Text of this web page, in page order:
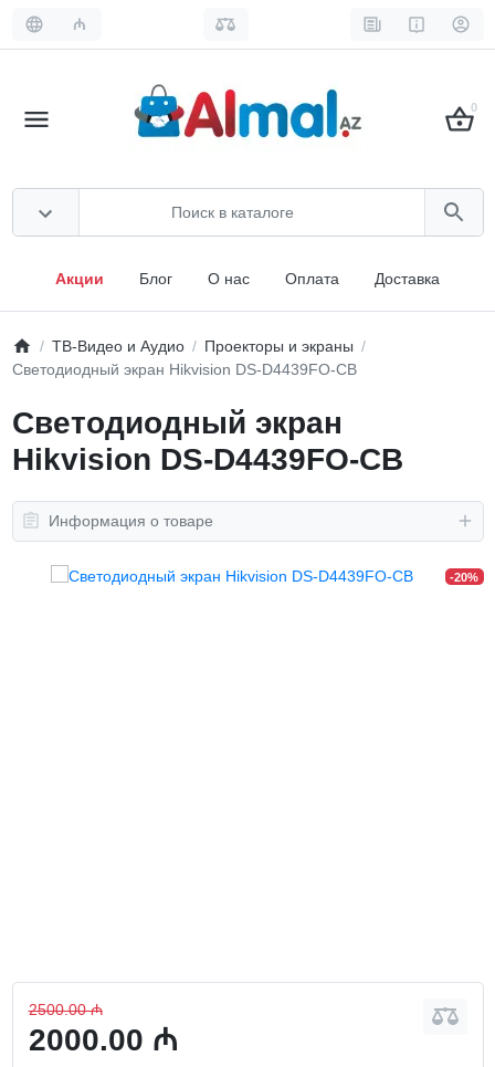
₼
0
Акции Блог О нас Оплата Доставка
ТВ-Видео и Аудио
Проекторы и экраны
Светодиодный экран Hikvision DS-D4439FO-CB
Светодиодный экран
Hikvision DS-D4439FO-CB
Информация о товаре
-20%
2500.00 ₼
2000.00 ₼